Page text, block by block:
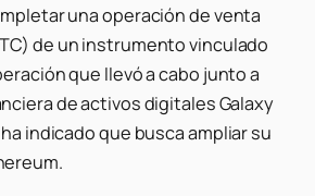
una operación de venta
de un instrumento vinculado
que llevó a cabo junto a
de activos digitales Galaxy
indicado que busca ampliar su